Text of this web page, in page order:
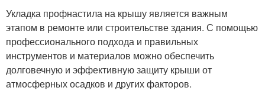
Укладка профнастила на крышу является важным
этапом в ремонте или строительстве здания. С помощью
профессионального подхода и правильных
инструментов и материалов можно обеспечить
долговечную и эффективную защиту крыши от
атмосферных осадков и других факторов.